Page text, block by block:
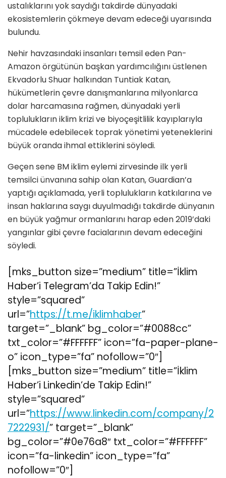
ustalıklarını yok saydığı takdirde dünyadaki
ekosistemlerin çökmeye devam edeceği uyarısında
bulundu.
Nehir havzasındaki insanları temsil eden Pan-
Amazon örgütünün başkan yardımcılığını üstlenen
Ekvadorlu Shuar halkından Tuntiak Katan,
hükümetlerin çevre danışmanlarına milyonlarca
dolar harcamasına rağmen, dünyadaki yerli
toplulukların iklim krizi ve biyoçeşitlilik kayıplarıyla
mücadele edebilecek toprak yönetimi yeteneklerini
büyük oranda ihmal ettiklerini söyledi.
Geçen sene BM iklim eylemi zirvesinde ilk yerli
temsilci ünvanına sahip olan Katan, Guardian’a
yaptığı açıklamada, yerli toplulukların katkılarına ve
insan haklarına saygı duyulmadığı takdirde dünyanın
en büyük yağmur ormanlarını harap eden 2019’daki
yangınlar gibi çevre facialarının devam edeceğini
söyledi.
[mks_button size=”medium” title=”İklim
Haber’i Telegram’da Takip Edin!”
style=”squared”
url=”https://t.me/iklimhaber”
target=”_blank” bg_color=”#0088cc”
txt_color=”#FFFFFF” icon=”fa-paper-plane-
o” icon_type=”fa” nofollow=”0″]
[mks_button size=”medium” title=”İklim
Haber’i Linkedin’de Takip Edin!”
style=”squared”
url=”https://www.linkedin.com/company/2
7222931/” target=”_blank”
bg_color=”#0e76a8″ txt_color=”#FFFFFF”
icon=”fa-linkedin” icon_type=”fa”
nofollow=”0″]